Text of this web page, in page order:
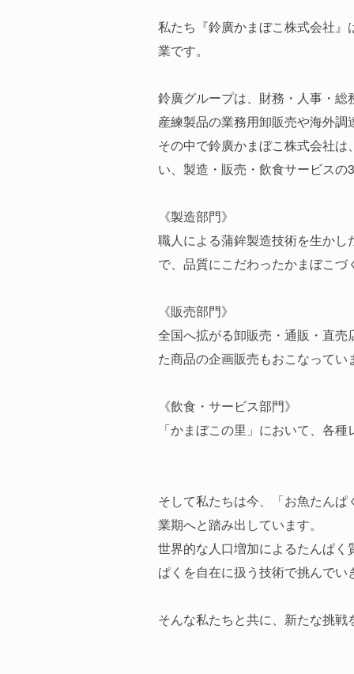
私たち『鈴廣かまぼこ株式会社
業です。
鈴廣グループは、財務・人事・
産練製品の業務用卸販売や海外
その中で鈴廣かまぼこ株式会社
い、製造・販売・飲食サービス
《製造部門》
職人による蒲鉾製造技術を生か
で、品質にこだわったかまぼこ
《販売部門》
全国へ拡がる卸販売・通販・直
た商品の企画販売もおこなってい
《飲食・サービス部門》
「かまぼこの里」において、各
そして私たちは今、「お魚たん
業期へと踏み出しています。
世界的な人口増加によるたんぱ
ぱくを自在に扱う技術で挑んでい
そんな私たちと共に、新たな挑